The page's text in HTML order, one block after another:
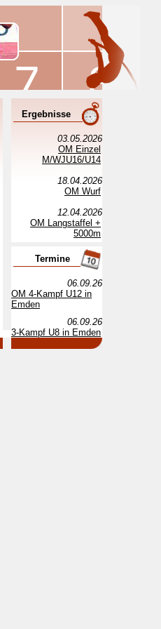
Ergebnisse
03.05.2026
OM Einzel
M/WJU16/U14
18.04.2026
OM Wurf
12.04.2026
OM Langstaffel +
5000m
Termine
06.09.26
OM 4-Kampf U12 in
Emden
06.09.26
3-Kampf U8 in Emden